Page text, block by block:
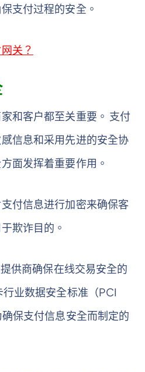
支付过程的安全。
关？
和客户都至关重要。 支付
信息和采用先进的安全协
面发挥着重要作用。
付信息进行加密来确保客
欺诈目的。
供商确保在线交易安全的
业数据安全标准（PCI
保支付信息安全而制定的